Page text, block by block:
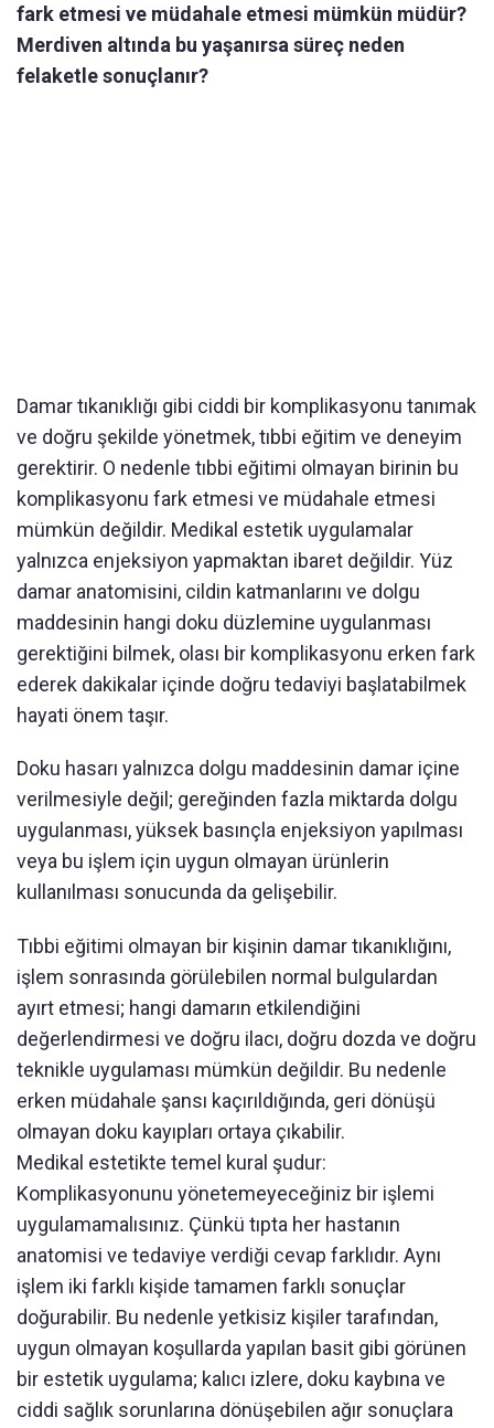
fark etmesi ve müdahale etmesi mümkün müdür?
Merdiven altında bu yaşanırsa süreç neden
felaketle sonuçlanır?
Damar tıkanıklığı gibi ciddi bir komplikasyonu tanımak
ve doğru şekilde yönetmek, tıbbi eğitim ve deneyim
gerektirir. O nedenle tıbbi eğitimi olmayan birinin bu
komplikasyonu fark etmesi ve müdahale etmesi
mümkün değildir. Medikal estetik uygulamalar
yalnızca enjeksiyon yapmaktan ibaret değildir. Yüz
damar anatomisini, cildin katmanlarını ve dolgu
maddesinin hangi doku düzlemine uygulanması
gerektiğini bilmek, olası bir komplikasyonu erken fark
ederek dakikalar içinde doğru tedaviyi başlatabilmek
hayati önem taşır.
Doku hasarı yalnızca dolgu maddesinin damar içine
verilmesiyle değil; gereğinden fazla miktarda dolgu
uygulanması, yüksek basınçla enjeksiyon yapılması
veya bu işlem için uygun olmayan ürünlerin
kullanılması sonucunda da gelişebilir.
Tıbbi eğitimi olmayan bir kişinin damar tıkanıklığını,
işlem sonrasında görülebilen normal bulgulardan
ayırt etmesi; hangi damarın etkilendiğini
değerlendirmesi ve doğru ilacı, doğru dozda ve doğru
teknikle uygulaması mümkün değildir. Bu nedenle
erken müdahale şansı kaçırıldığında, geri dönüşü
olmayan doku kayıpları ortaya çıkabilir.
Medikal estetikte temel kural şudur:
Komplikasyonunu yönetemeyeceğiniz bir işlemi
uygulamamalısınız. Çünkü tıpta her hastanın
anatomisi ve tedaviye verdiği cevap farklıdır. Aynı
işlem iki farklı kişide tamamen farklı sonuçlar
doğurabilir. Bu nedenle yetkisiz kişiler tarafından,
uygun olmayan koşullarda yapılan basit gibi görünen
bir estetik uygulama; kalıcı izlere, doku kaybına ve
ciddi sağlık sorunlarına dönüşebilen ağır sonuçlara